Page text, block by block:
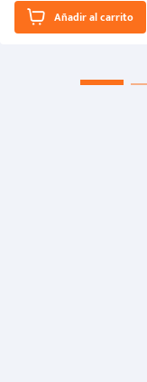
El Rugido del Sol Naciente:
“Primeros para la Et...
Añadir al carrito